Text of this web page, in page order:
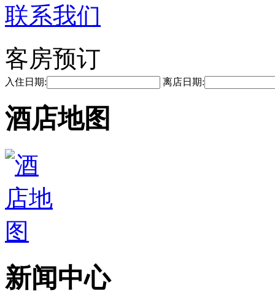
联系我们
客房预订
入住日期: 离店日期:
酒店地图
新闻中心